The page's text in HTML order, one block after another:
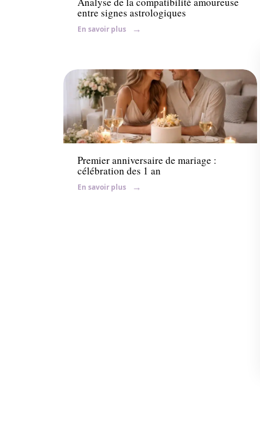
entre signes astrologiques
En savoir plus
Mariage
Premier anniversaire de mariage :
célébration des 1 an
En savoir plus